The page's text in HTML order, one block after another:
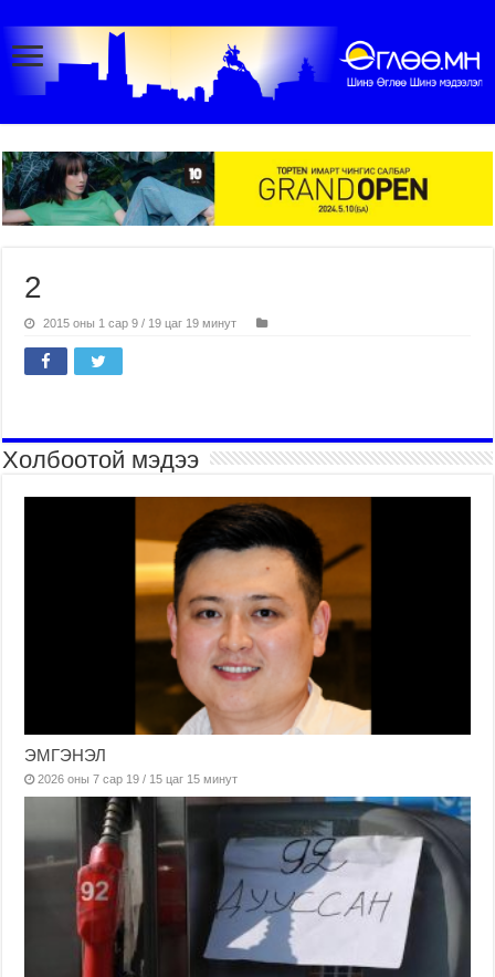
2
2015 оны 1 сар 9 / 19 цаг 19 минут
Холбоотой мэдээ
ЭМГЭНЭЛ
2026 оны 7 сар 19 / 15 цаг 15 минут